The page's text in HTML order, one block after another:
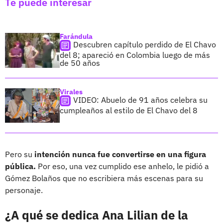
Farándula
Descubren capítulo perdido de El Chavo
del 8; apareció en Colombia luego de más
de 50 años
Virales
VIDEO: Abuelo de 91 años celebra su
cumpleaños al estilo de El Chavo del 8
Pero su intención nunca fue convertirse en una figura
pública. Por eso, una vez cumplido ese anhelo, le pidió a
Gómez Bolaños que no escribiera más escenas para su
personaje.
¿A qué se dedica Ana Lilian de la